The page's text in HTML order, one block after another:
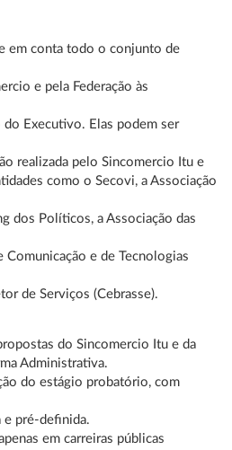
em conta todo o conjunto de
e pela Federação às
Executivo. Elas podem ser
realizada pelo Sincomercio Itu e
como o Secovi, a Associação
dos Políticos, a Associação das
Comunicação e de Tecnologias
de Serviços (Cebrasse).
do Sincomercio Itu e da
Administrativa.
do estágio probatório, com
e pré-definida.
em carreiras públicas